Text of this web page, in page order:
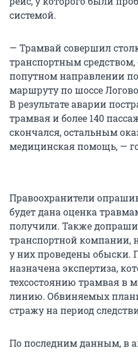
системой.
— Трамвай совершил
транспортным
попутном направлении
маршруту по шоссе
В результате аварии
трамвая и более 140
скончался, остальным
медицинская помощь, —
Правоохранители
будет дана оценка
получили. Также
транспортной компании,
у них проведены обыски.
назначена экспертиза,
техсостоянию трамвая в
линию. Обвиняемых
стражу на период
По последним данным, в